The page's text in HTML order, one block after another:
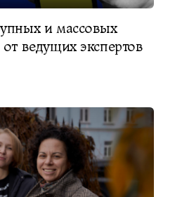
и массовых
ведущих экспертов